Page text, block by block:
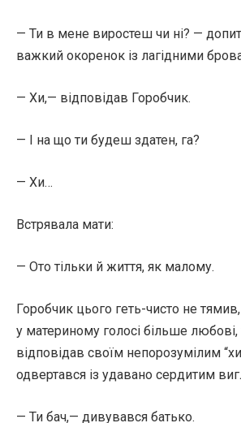
— Ти в мене виростеш чи ні? —
важкий окоренок із лагідними
— Хи,— відповідав Горобчик.
— І на що ти будеш здатен, га?
— Хи…
Встрявала мати:
— Ото тільки й життя, як малому.
Горобчик цього геть-чисто не
у материному голосі більше
відповідав своїм непорозумілим
одвертався із удавано сердитим
— Ти бач,— дивувався батько.